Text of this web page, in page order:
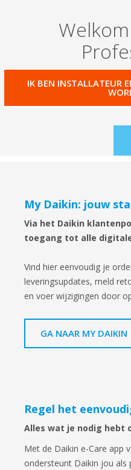
IK BEN INSTALLATEUR
My Daikin: jouw
Via het Daikin
toegang tot alle
Vind hier eenvoudig je
leveringsupdates, meld
en voer wijzigingen door
GA NAAR MY DAIKIN
Regel het
Alles wat je nodig hebt
Met de Daikin e-Care app
ondersteunt Daikin jou als